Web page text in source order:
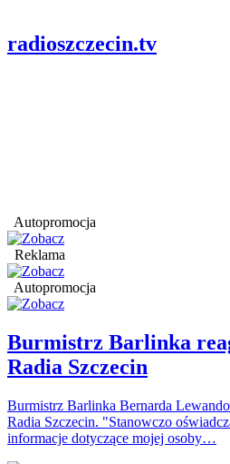
radioszczecin.tv
Autopromocja
Reklama
Autopromocja
Burmistrz Barlinka
Radia Szczecin
Burmistrz Barlinka Bernarda
Radia Szczecin. "Stanowczo
informacje dotyczące mojej osoby…